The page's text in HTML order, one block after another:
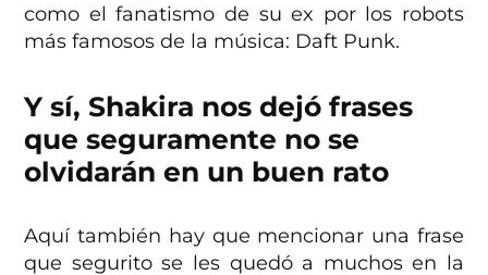
como el fanatismo de su ex por los robots
más famosos de la música: Daft Punk.
Y sí, Shakira nos dejó frases
que seguramente no se
olvidarán en un buen rato
Aquí también hay que mencionar una frase
que segurito se les quedó a muchos en la